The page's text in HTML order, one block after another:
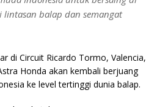
lintasan balap dan semangat
di Circuit Ricardo Tormo, Valencia,
Honda akan kembali berjuang
ke level tertinggi dunia balap.